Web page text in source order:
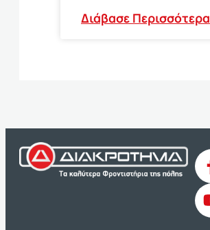
Διάβασε Περισσότερα